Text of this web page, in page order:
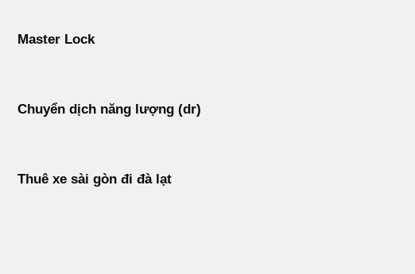
Master Lock
Chuyển dịch năng lượng (dr)
Thuê xe sài gòn đi đà lạt